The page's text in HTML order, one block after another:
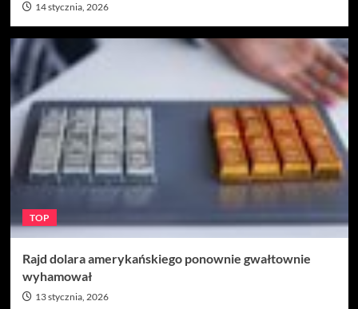
14 stycznia, 2026
TOP
Rajd dolara amerykańskiego ponownie gwałtownie
wyhamował
13 stycznia, 2026